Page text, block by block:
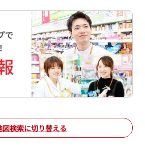
図検索に切り替える